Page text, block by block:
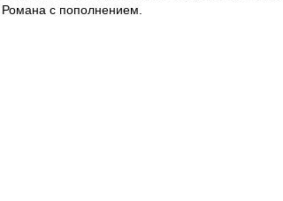
Романа с пополнением.